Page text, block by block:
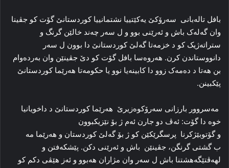
بافل تالەبانی سەرۆکێ یەکێتییا نشتمانییا کوردستانێ گۆت کو جڤینا
وان گەلەک باش و ئەرێنی بوو و ل سەر چەند خالێن گرنگ و
ستراتەژیک کو د خزمەتا گەلێ کوردستانێ دا بوون ل سەر
دانووستاندن کرن. هەروەسا بافل گۆت کو دێ جڤینێن وان بەردەوام
بن هەتا د دەمەک زوو دا کابینەیا نوو یا حکومەتا هەرێما کوردستانێ
پێکبینن.
مەسروور بارزانی سەرۆکوەزیرێ هەرێما کوردستانێ د داخویانیا
خوە دا گۆت: ئه‌ڤ دو جارن ئەم ژ بۆ نێزیکبوون
و گۆتوبێژکرنا پرسگرێکێن کو ژ بۆ گه‌لێ کوردستان و هه‌رێما مه‌
ب گشتی گرنگن، جڤینێن باش و ئه‌رێنی دکن. پێشکەفتن و
لهەڤتێگەهشتنا باش ل سەر وان مژاران هەبوو و ئه‌ز هێڤی دکم کو